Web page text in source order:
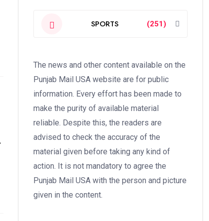
SPORTS (251)
The news and other content available on the
Punjab Mail USA website are for public
information. Every effort has been made to
make the purity of available material
reliable. Despite this, the readers are
advised to check the accuracy of the
material given before taking any kind of
action. It is not mandatory to agree the
Punjab Mail USA with the person and picture
given in the content.